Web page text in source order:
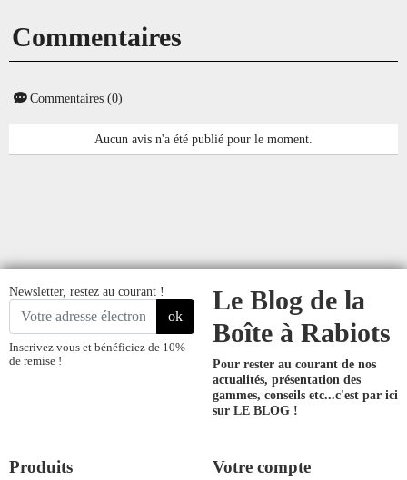
Commentaires
Commentaires (0)
Aucun avis n'a été publié pour le moment.
Newsletter, restez au courant !
ok
Inscrivez vous et bénéficiez de 10%
de remise !
Le Blog de la
Boîte à Rabiots
Pour rester au courant de nos
actualités, présentation des
gammes, conseils etc...c'est par ici
sur LE BLOG !
Produits Votre compte